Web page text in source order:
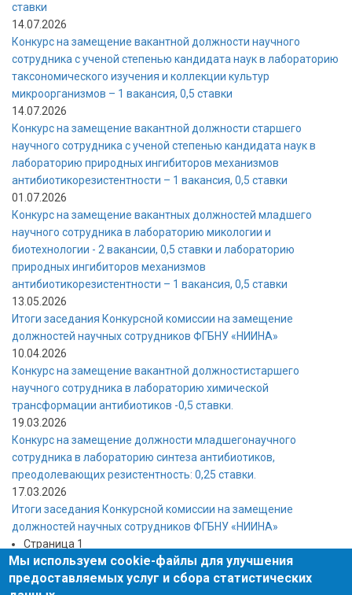
ставки
14.07.2026
Конкурс на замещение вакантной должности научного
сотрудника с ученой степенью кандидата наук в лабораторию
таксономического изучения и коллекции культур
микроорганизмов – 1 вакансия, 0,5 ставки
14.07.2026
Конкурс на замещение вакантной должности старшего
научного сотрудника с ученой степенью кандидата наук в
лабораторию природных ингибиторов механизмов
антибиотикорезистентности – 1 вакансия, 0,5 ставки
01.07.2026
Конкурс на замещение вакантных должностей младшего
научного сотрудника в лабораторию микологии и
биотехнологии - 2 вакансии, 0,5 ставки и лабораторию
природных ингибиторов механизмов
антибиотикорезистентности – 1 вакансия, 0,5 ставки
13.05.2026
Итоги заседания Конкурсной комиссии на замещение
должностей научных сотрудников ФГБНУ «НИИНА»
10.04.2026
Конкурс на замещение вакантной должностистаршего
научного сотрудника в лабораторию химической
трансформации антибиотиков -0,5 ставки.
19.03.2026
Конкурс на замещение должности младшегонаучного
сотрудника в лабораторию синтеза антибиотиков,
преодолевающих резистентность: 0,25 ставки.
17.03.2026
Итоги заседания Конкурсной комиссии на замещение
должностей научных сотрудников ФГБНУ «НИИНА»
Нумерация
страниц
Страница 1
Следующая
страница
››
Мы используем cookie-файлы для улучшения
предоставляемых услуг и сбора статистических